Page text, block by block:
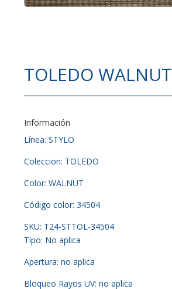
TOLEDO WALNUT
Información
Línea: STYLO
Coleccion: TOLEDO
Color: WALNUT
Código color: 34504
SKU: T24-STTOL-34504
Tipo: No aplica
Apertura: no aplica
Bloqueo Rayos UV: no aplica